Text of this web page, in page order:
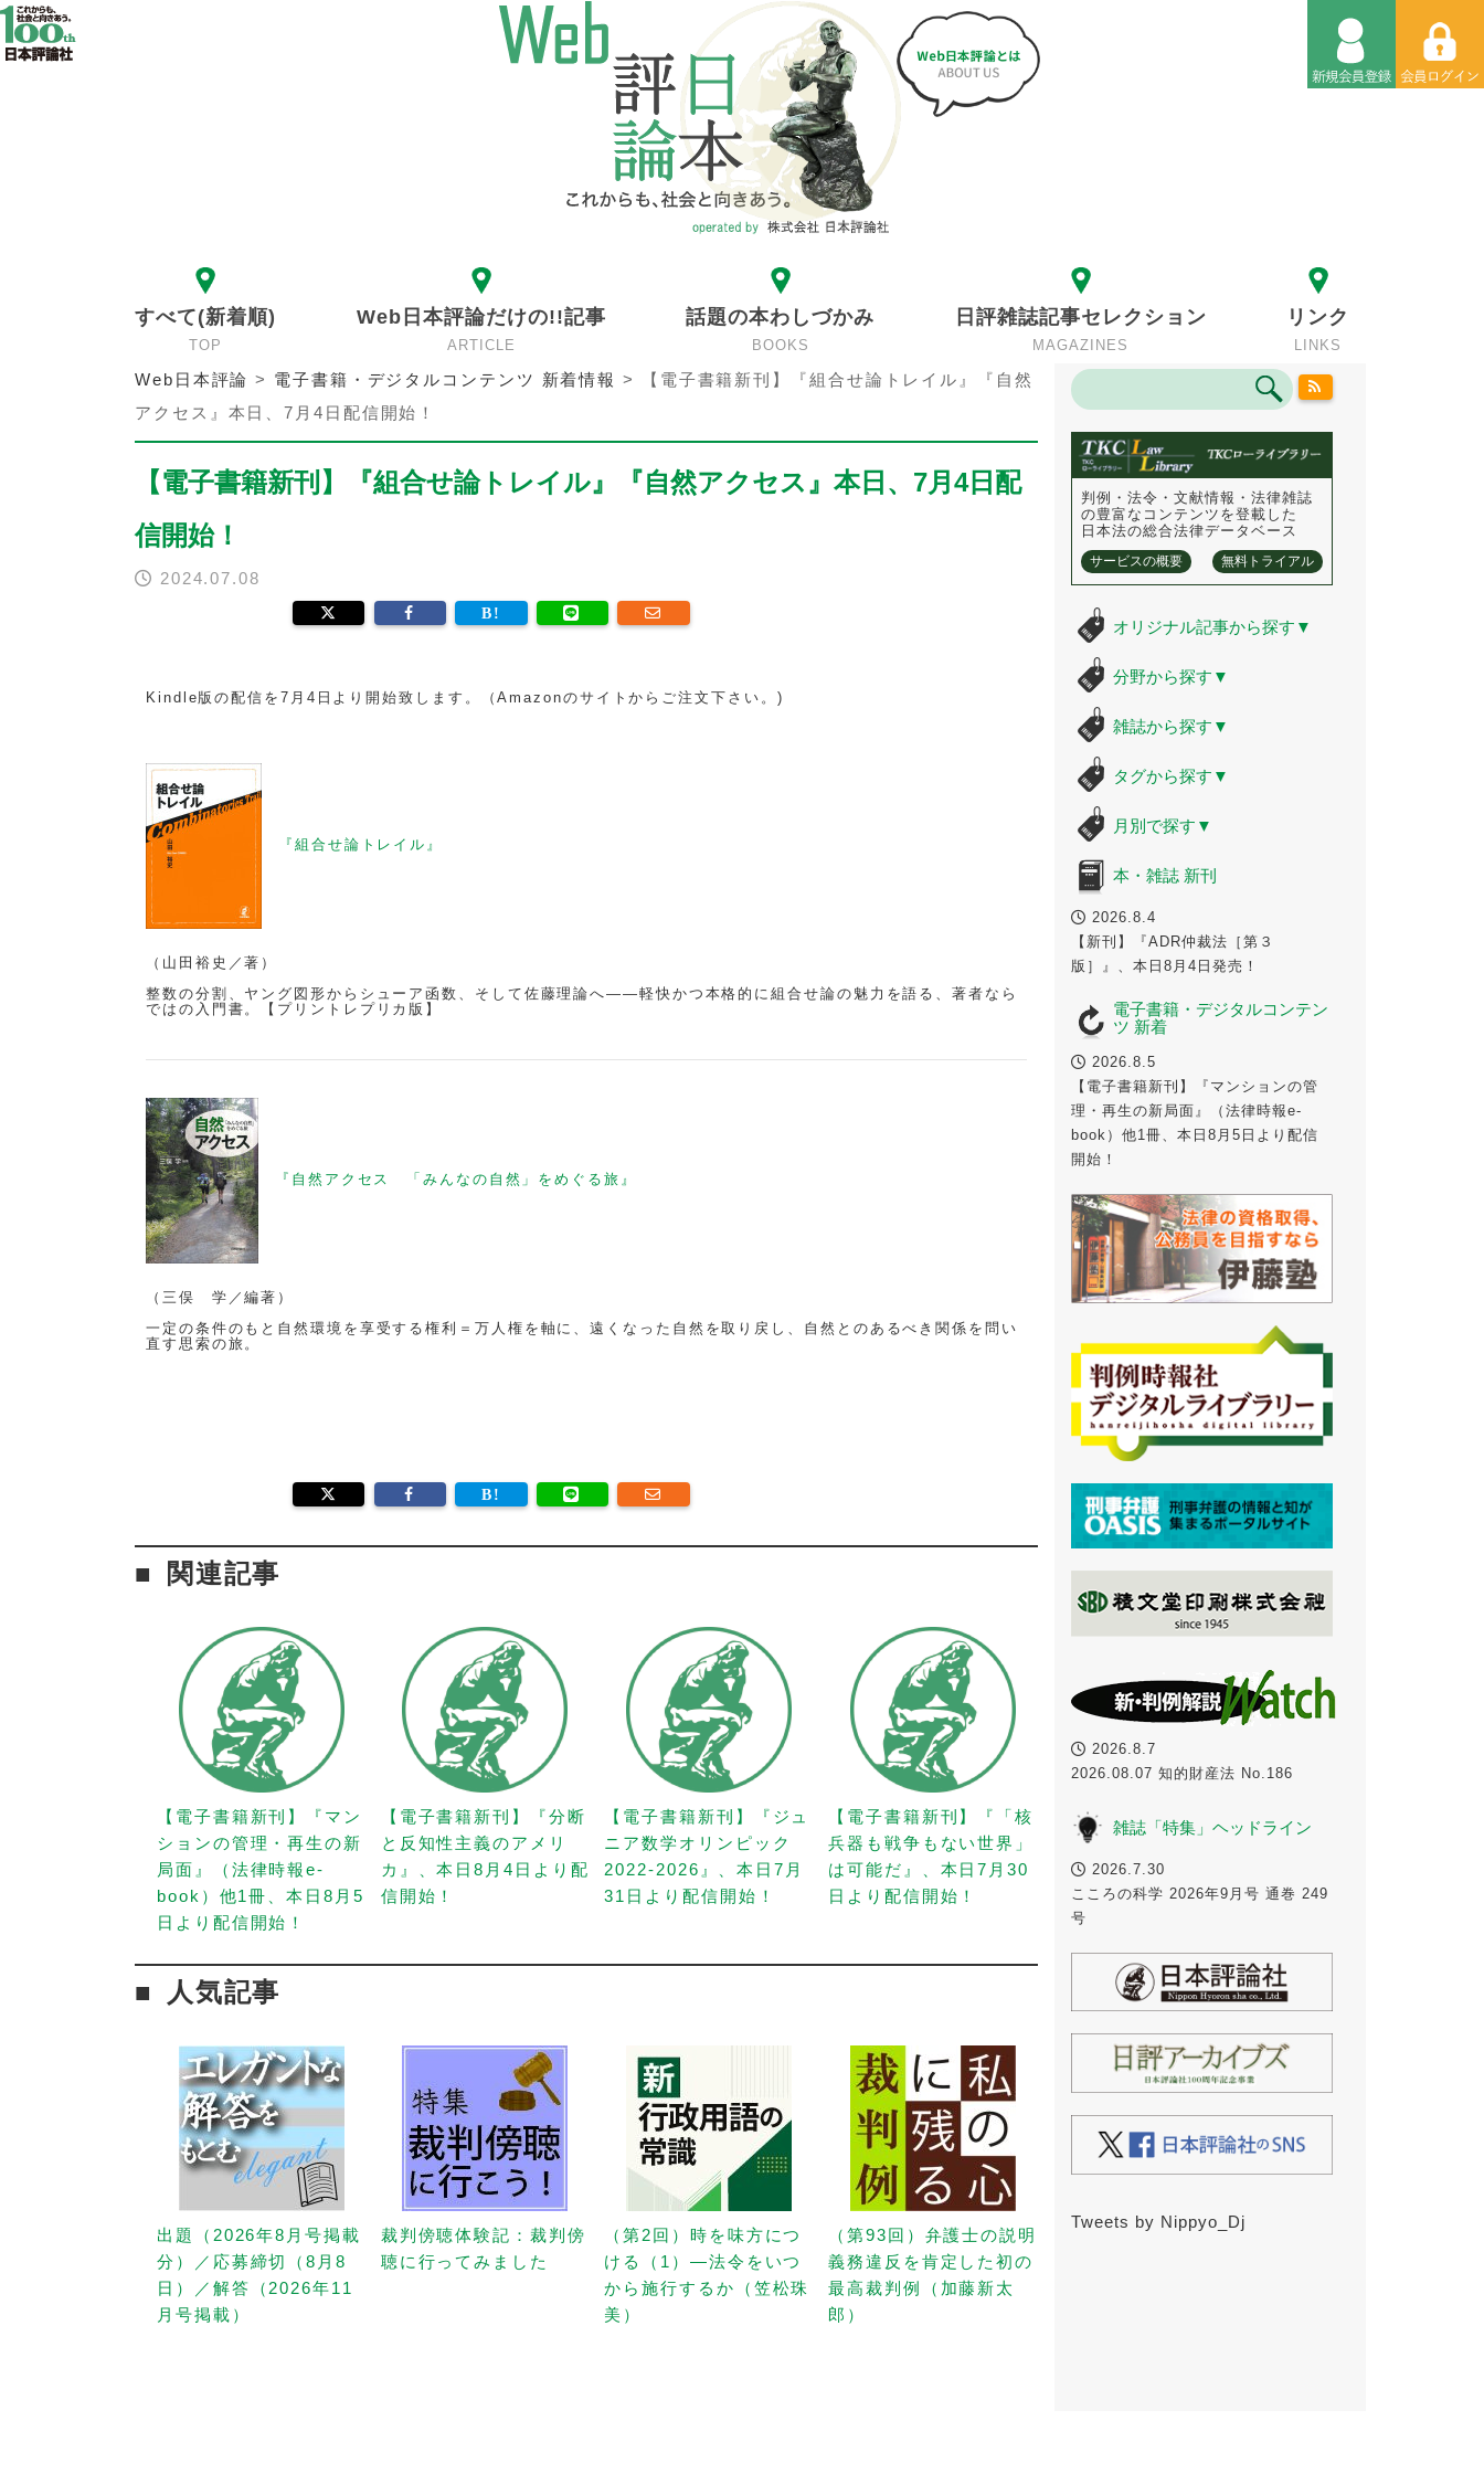
すべて(新着順)
TOP
Web日本評論だけの!!記事
ARTICLE
話題の本わしづかみ
BOOKS
日評雑誌記事セレクション
MAGAZINES
リンク
LINKS
Web日本評論 > 電子書籍・デジタルコンテンツ 新着情報 >
【電子書籍新刊】『組合せ論トレイル』『自然
アクセス』本日、7月4日配信開始！
【電子書籍新刊】『組合せ論トレイル』『自然アクセス』本日、7月4日配
信開始！
2024.07.08
Kindle版の配信を7月4日より開始致します。（Amazonのサイトからご注文下さい。)
『組合せ論トレイル』
（山田裕史／著）
整数の分割、ヤング図形からシューア函数、そして佐藤理論へ――軽快かつ本格的に組合せ論の魅力を語る、著者なら
ではの入門書。【プリントレプリカ版】
『自然アクセス 「みんなの自然」をめぐる旅』
（三俣 学／編著）
一定の条件のもと自然環境を享受する権利＝万人権を軸に、遠くなった自然を取り戻し、自然とのあるべき関係を問い
直す思索の旅。
関連記事
【電子書籍新刊】『マン
ションの管理・再生の新
局面』（法律時報e-
book）他1冊、本日8月5
日より配信開始！
【電子書籍新刊】『分断
と反知性主義のアメリ
カ』、本日8月4日より配
信開始！
【電子書籍新刊】『ジュ
ニア数学オリンピック
2022-2026』、本日7月
31日より配信開始！
【電子書籍新刊】『「核
兵器も戦争もない世界」
は可能だ』、本日7月30
日より配信開始！
人気記事
出題（2026年8月号掲載
分）／応募締切（8月8
日）／解答（2026年11
月号掲載）
裁判傍聴体験記：裁判傍
聴に行ってみました
（第2回）時を味方につ
ける（1）—法令をいつ
から施行するか（笠松珠
美）
（第93回）弁護士の説明
義務違反を肯定した初の
最高裁判例（加藤新太
郎）
判例・法令・文献情報・法律雑誌
の豊富なコンテンツを登載した
日本法の総合法律データベース
サービスの概要 無料トライアル
オリジナル記事から探す ▼
分野から探す ▼
雑誌から探す ▼
タグから探す ▼
月別で探す ▼
本・雑誌 新刊
2026.8.4
【新刊】『ADR仲裁法［第３
版］』、本日8月4日発売！
電子書籍・デジタルコンテン
ツ 新着
2026.8.5
【電子書籍新刊】『マンションの管
理・再生の新局面』（法律時報e-
book）他1冊、本日8月5日より配信
開始！
2026.8.7
2026.08.07 知的財産法 No.186
雑誌「特集」ヘッドライン
2026.7.30
こころの科学 2026年9月号 通巻 249
号
Tweets by Nippyo_Dj